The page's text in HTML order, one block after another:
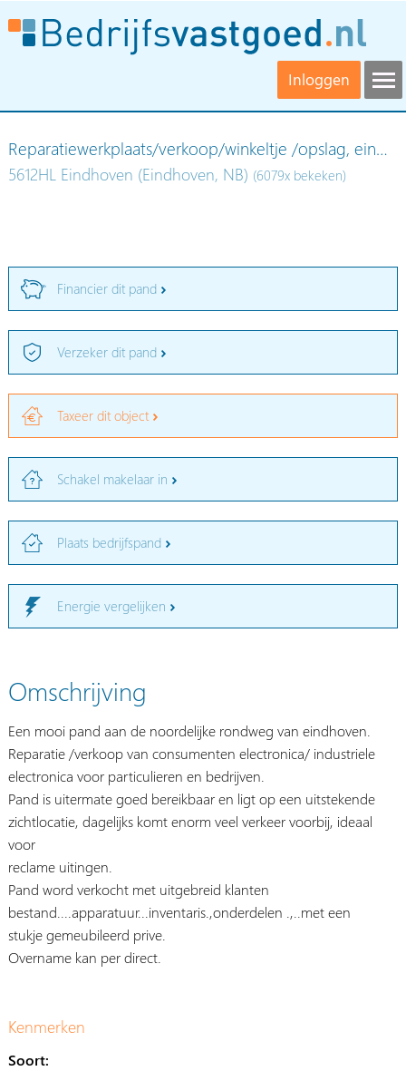
Inloggen
Reparatiewerkplaats/verkoop/winkeltje /opslag, ein…
5612HL Eindhoven (Eindhoven, NB) (6079x bekeken)
Financier dit pand
Verzeker dit pand
Taxeer dit object
Schakel makelaar in
Plaats bedrijfspand
Energie vergelijken
Omschrijving
Een mooi pand aan de noordelijke rondweg van eindhoven.
Reparatie /verkoop van consumenten electronica/ industriele
electronica voor particulieren en bedrijven.
Pand is uitermate goed bereikbaar en ligt op een uitstekende
zichtlocatie, dagelijks komt enorm veel verkeer voorbij, ideaal
voor
reclame uitingen.
Pand word verkocht met uitgebreid klanten
bestand....apparatuur...inventaris.,onderdelen .,..met een
stukje gemeubileerd prive.
Overname kan per direct.
Kenmerken
Soort: